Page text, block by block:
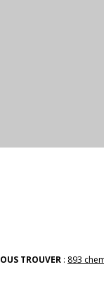
TROUVER : 893